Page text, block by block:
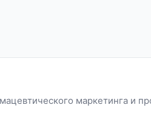
маркетинга и